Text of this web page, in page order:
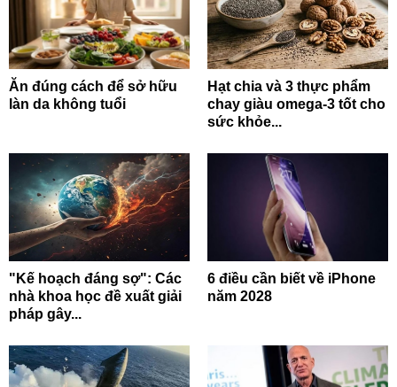
Ăn đúng cách để sở hữu
làn da không tuổi
Hạt chia và 3 thực phẩm
chay giàu omega-3 tốt cho
sức khỏe...
"Kế hoạch đáng sợ": Các
nhà khoa học đề xuất giải
pháp gây...
6 điều cần biết về iPhone
năm 2028